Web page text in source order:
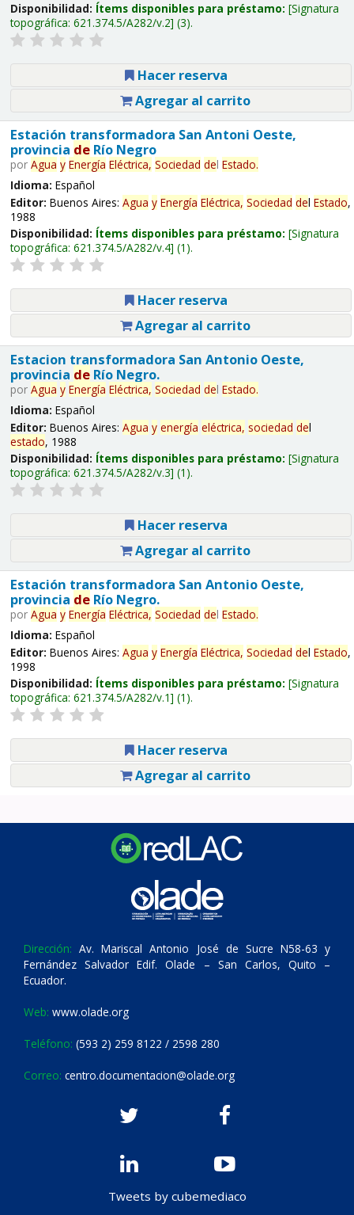
Disponibilidad: Ítems disponibles para préstamo: Signatura
topográfica: 621.374.5/A282/v.2 (3).
Hacer reserva
Agregar al carrito
Estación transformadora San Antoni Oeste,
provincia deRío Negro
por Agua y Energía Eléctrica, Sociedad del Estado.
Idioma: Español
Editor: Buenos Aires: Agua y Energía Eléctrica, Sociedad del Estado,
1988
Disponibilidad: Ítems disponibles para préstamo: Signatura
topográfica: 621.374.5/A282/v.4 (1).
Hacer reserva
Agregar al carrito
Estacion transformadora San Antonio Oeste,
provincia deRío Negro.
por Agua y Energía Eléctrica, Sociedad del Estado.
Idioma: Español
Editor: Buenos Aires: Agua y energía eléctrica, sociedad del
estado, 1988
Disponibilidad: Ítems disponibles para préstamo: Signatura
topográfica: 621.374.5/A282/v.3 (1).
Hacer reserva
Agregar al carrito
Estación transformadora San Antonio Oeste,
provincia deRío Negro.
por Agua y Energía Eléctrica, Sociedad del Estado.
Idioma: Español
Editor: Buenos Aires: Agua y Energía Eléctrica, Sociedad del Estado,
1998
Disponibilidad: Ítems disponibles para préstamo: Signatura
topográfica: 621.374.5/A282/v.1 (1).
Hacer reserva
Agregar al carrito
Dirección: Av. Mariscal Antonio José de Sucre N58-63 y
Fernández Salvador Edif. Olade – San Carlos, Quito –
Ecuador.
Web: www.olade.org
Teléfono: (593 2) 259 8122 / 2598 280
Correo: centro.documentacion@olade.org
Tweets by cubemediaco